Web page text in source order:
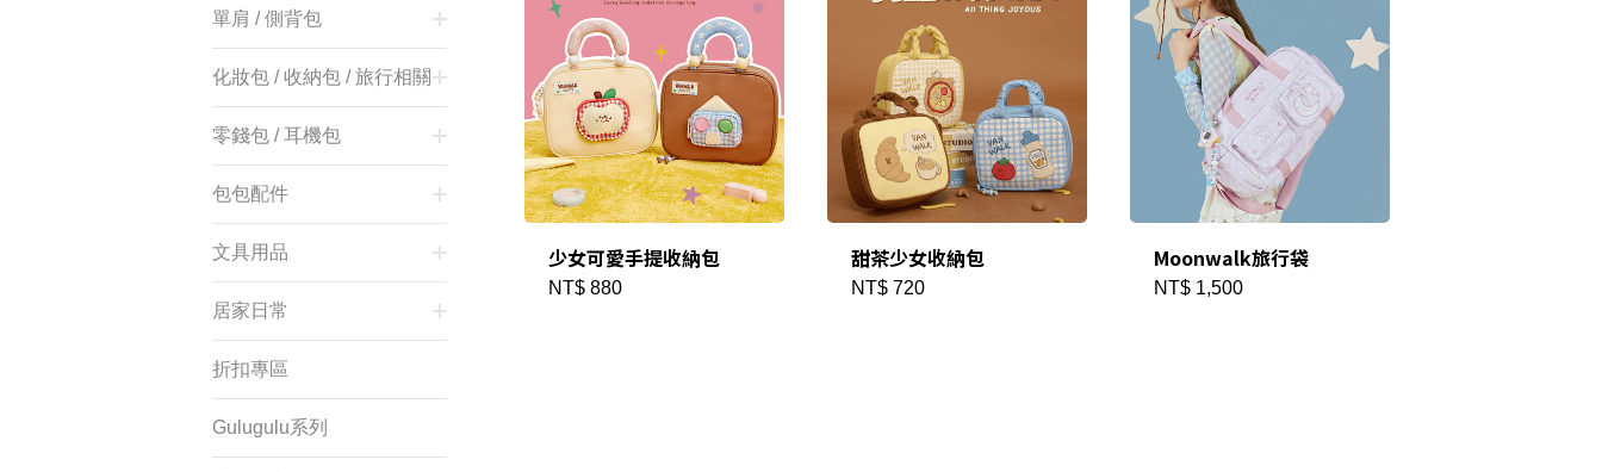
✕
建立專屬帳號
只要再完成幾個步驟，即可完成帳號的註冊程序，
單肩 / 側背包
化妝包 / 收納包 / 旅行相關
零錢包 / 耳機包
包包配件
文具用品
居家日常
折扣專區
Gulugulu系列
少女可愛手提收納包
NT$ 880
甜茶少女收納包
NT$ 720
Moonwalk旅行袋
NT$ 1,500